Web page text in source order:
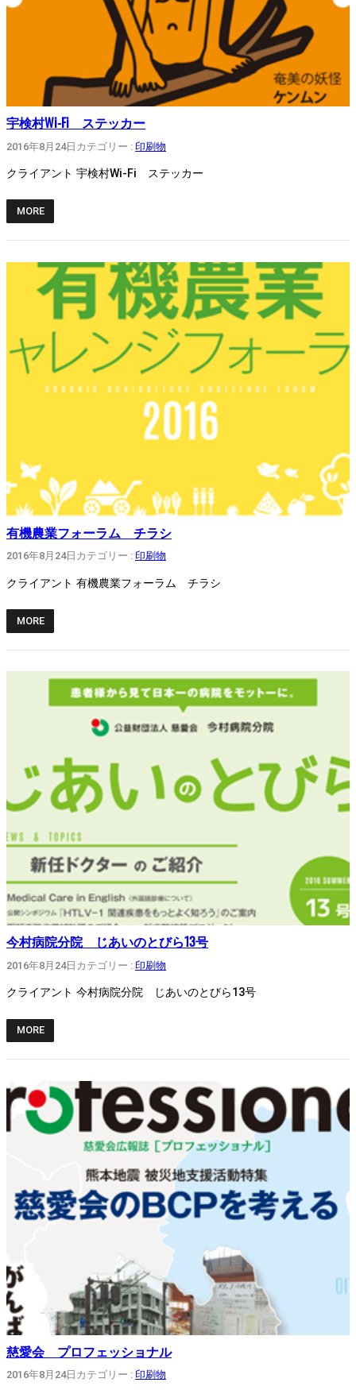
宇検村Wi-Fi ステッカー
2016年8月24日 カテゴリー : 印刷物
クライアント 宇検村Wi-Fi ステッカー
MORE
有機農業フォーラム チラシ
2016年8月24日 カテゴリー : 印刷物
クライアント 有機農業フォーラム チラシ
MORE
今村病院分院 じあいのとびら13号
2016年8月24日 カテゴリー : 印刷物
クライアント 今村病院分院 じあいのとびら13号
MORE
慈愛会 プロフェッショナル
2016年8月24日 カテゴリー : 印刷物